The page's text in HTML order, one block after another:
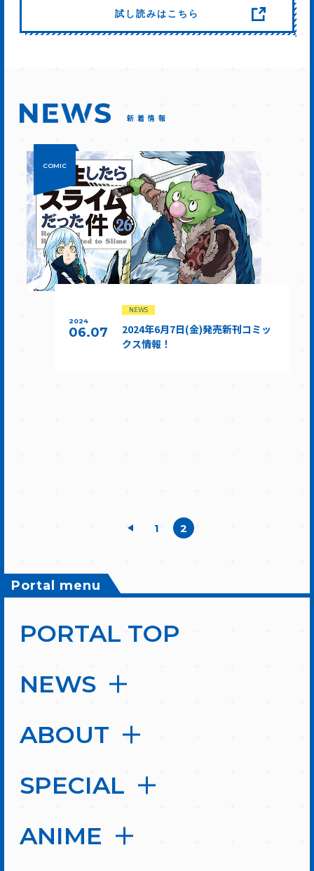
試し読みはこちら
新着情報
COMIC
2024
06.07
NEWS
2024年6月7日(金)発売新刊コミッ
クス情報！
1 2
Portal menu
PORTAL TOP
NEWS
ABOUT
SPECIAL
ANIME